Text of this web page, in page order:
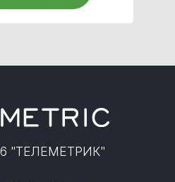
"ТЕЛЕМЕТРИК"